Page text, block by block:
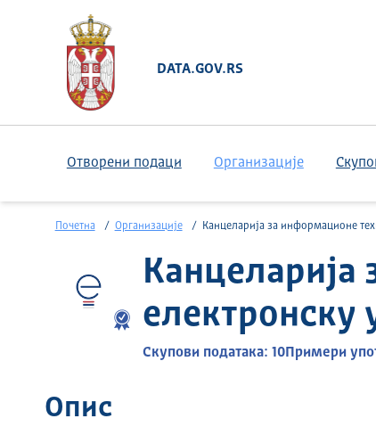
DATA.GOV.RS
Отворени подаци Организације
Почетна Организације Канцеларија за информационе технологије и електронску
Канцеларија
електронску
Скупови података: 10Примери
Опис